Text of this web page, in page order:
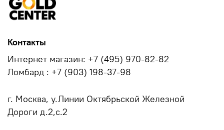
Контакты
Интернет магазин: +7 (495) 970-82-82
Ломбард : +7 (903) 198-37-98
г. Москва, у.Линии Октябрьской Железной
Дороги д.2,с.2